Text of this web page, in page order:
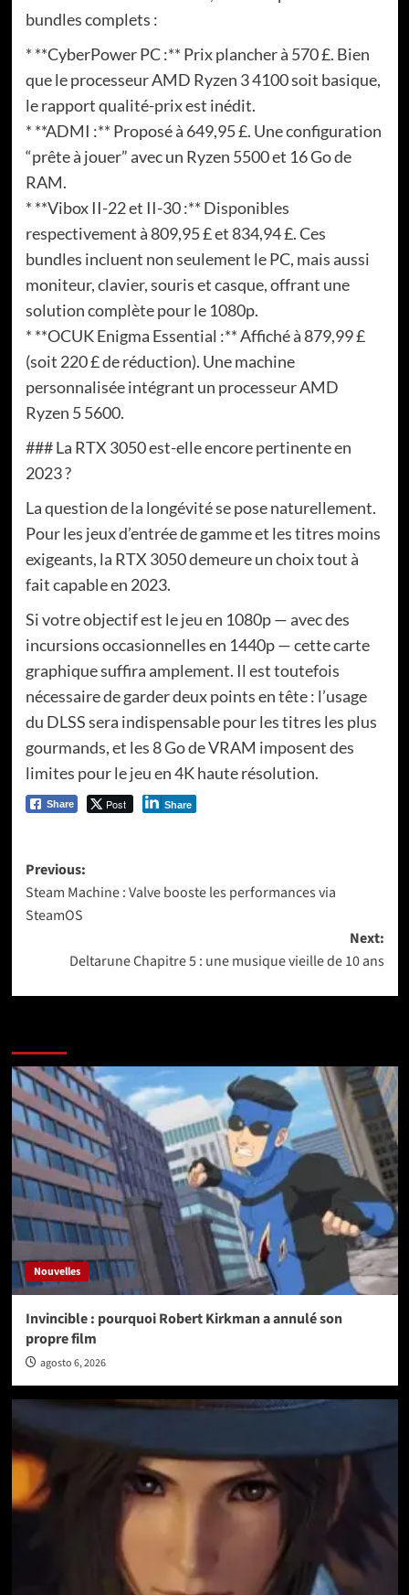
bundles complets :
* **CyberPower PC :** Prix plancher à 570 £. Bien
que le processeur AMD Ryzen 3 4100 soit basique,
le rapport qualité-prix est inédit.
* **ADMI :** Proposé à 649,95 £. Une configuration
“prête à jouer” avec un Ryzen 5500 et 16 Go de
RAM.
* **Vibox II-22 et II-30 :** Disponibles
respectivement à 809,95 £ et 834,94 £. Ces
bundles incluent non seulement le PC, mais aussi
moniteur, clavier, souris et casque, offrant une
solution complète pour le 1080p.
* **OCUK Enigma Essential :** Affiché à 879,99 £
(soit 220 £ de réduction). Une machine
personnalisée intégrant un processeur AMD
Ryzen 5 5600.
### La RTX 3050 est-elle encore pertinente en
2023 ?
La question de la longévité se pose naturellement.
Pour les jeux d’entrée de gamme et les titres moins
exigeants, la RTX 3050 demeure un choix tout à
fait capable en 2023.
Si votre objectif est le jeu en 1080p — avec des
incursions occasionnelles en 1440p — cette carte
graphique suffira amplement. Il est toutefois
nécessaire de garder deux points en tête : l’usage
du DLSS sera indispensable pour les titres les plus
gourmands, et les 8 Go de VRAM imposent des
limites pour le jeu en 4K haute résolution.
Share Post Share
Post
navigation
Previous:
Steam Machine : Valve booste les performances via
SteamOS
Next:
Deltarune Chapitre 5 : une musique vieille de 10 ans
Nouvelles
Invincible : pourquoi Robert Kirkman a annulé son
propre film
agosto 6, 2026